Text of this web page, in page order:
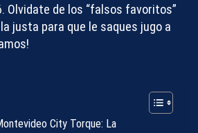
. Olvidate de los “falsos favoritos”
justa para que le saques jugo a
City Torque: La